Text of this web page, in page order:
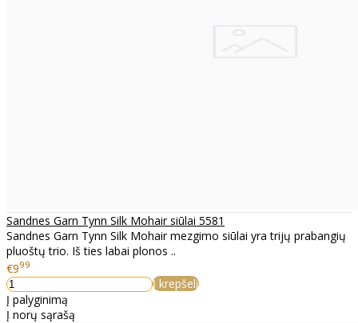
Sandnes Garn Tynn Silk Mohair siūlai 5581
Sandnes Garn Tynn Silk Mohair mezgimo siūlai yra trijų prabangių
pluoštų trio. Iš ties labai plonos ..
€999
Į krepšelį
Į palyginimą
Į norų sąrašą